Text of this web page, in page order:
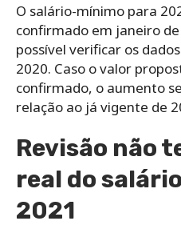
O salário-mínimo para
confirmado em janeiro
possível verificar os
2020. Caso o valor
confirmado, o aumento
relação ao já vigente de
Revisão não
real do
2021